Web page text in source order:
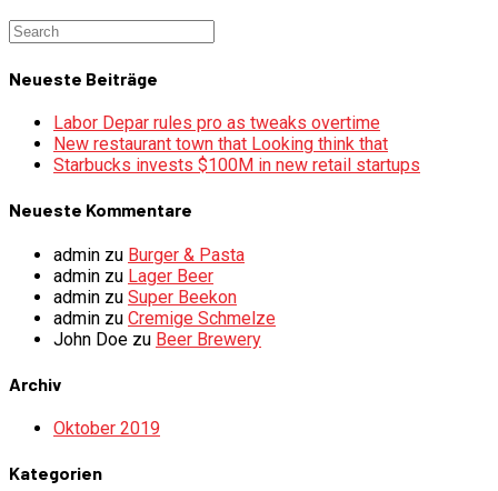
Neueste Beiträge
Labor Depar rules pro as tweaks overtime
New restaurant town that Looking think that
Starbucks invests $100M in new retail startups
Neueste Kommentare
admin zu Burger & Pasta
admin zu Lager Beer
admin zu Super Beekon
admin zu Cremige Schmelze
John Doe zu Beer Brewery
Archiv
Oktober 2019
Kategorien